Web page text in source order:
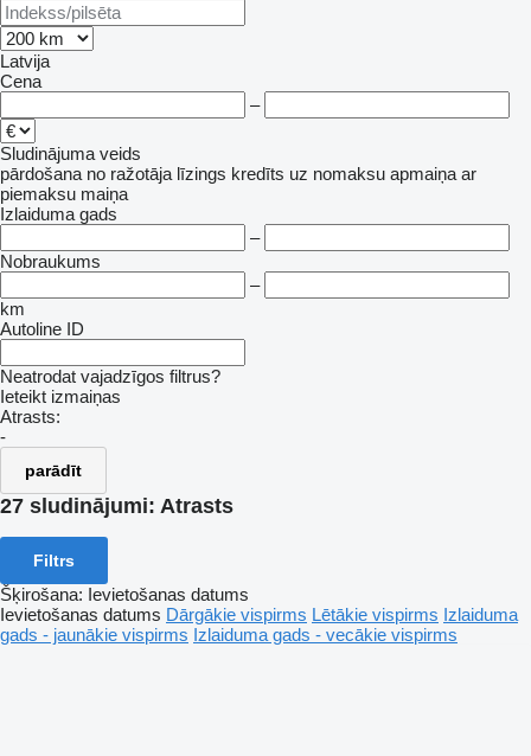
Latvija
Cena
–
Sludinājuma veids
pārdošana no ražotāja līzings kredīts uz nomaksu apmaiņa ar
piemaksu maiņa
Izlaiduma gads
–
Nobraukums
–
km
Autoline ID
Neatrodat vajadzīgos filtrus?
Ieteikt izmaiņas
Atrasts:
-
parādīt
27 sludinājumi: Atrasts
Filtrs
Šķirošana: Ievietošanas datums
Ievietošanas datums Dārgākie vispirms Lētākie vispirms Izlaiduma
gads - jaunākie vispirms Izlaiduma gads - vecākie vispirms